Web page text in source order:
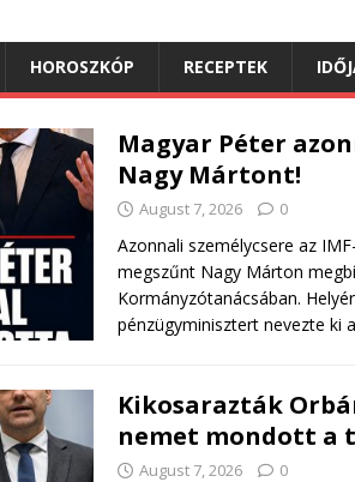
HOROSZKÓP RECEPTEK
Magyar Péter
Nagy Mártont!
August 7, 2026 0
Azonnali személycsere az
megszűnt Nagy Márton
Kormányzótanácsában.
pénzügyminisztert nevezte ki
Kikosarazták
nemet mondott a
August 7, 2026 0